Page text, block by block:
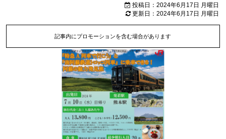
投稿日：2024年6月17日 月曜日
更新日：2024年6月17日 月曜日
記事内にプロモーションを含む場合があります